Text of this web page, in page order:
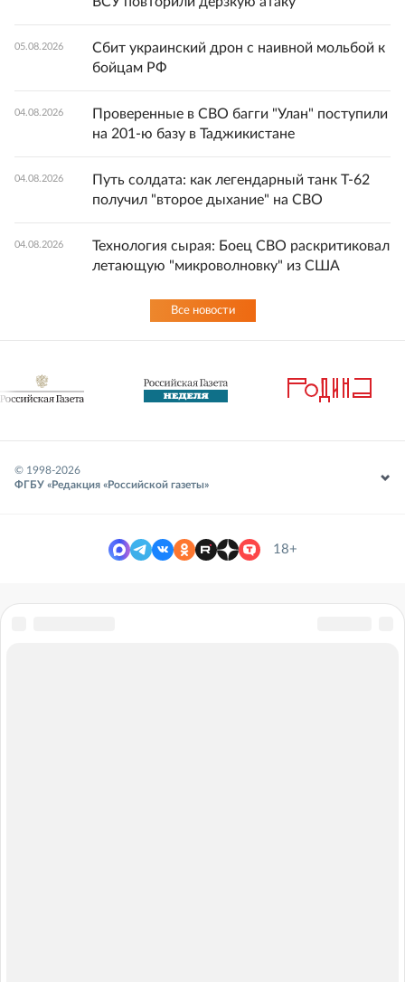
05.08.2026
Сбит украинский дрон с наивной мольбой к
бойцам РФ
04.08.2026
Проверенные в СВО багги "Улан" поступили
на 201-ю базу в Таджикистане
04.08.2026
Путь солдата: как легендарный танк Т-62
получил "второе дыхание" на СВО
04.08.2026
Технология сырая: Боец СВО раскритиковал
летающую "микроволновку" из США
Все новости
© 1998-2026
ФГБУ «Редакция «Российской газеты»
18+